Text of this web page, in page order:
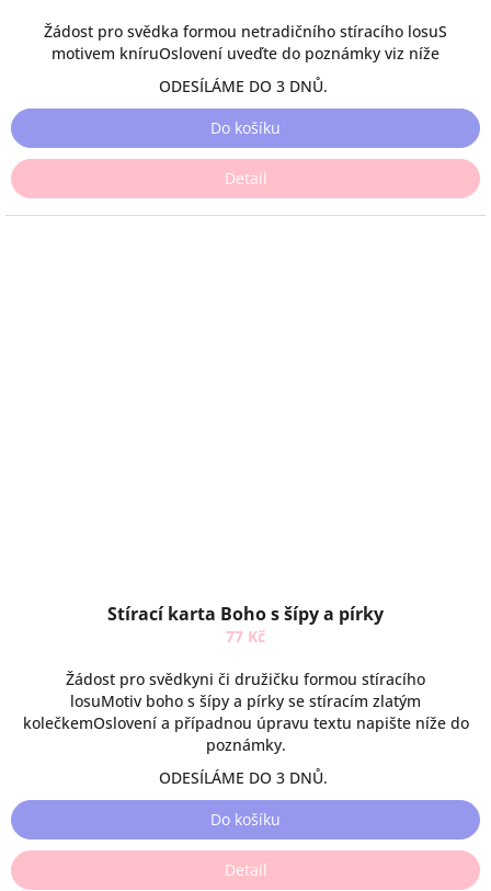
Žádost pro svědka formou netradičního stíracího losuS
motivem kníruOslovení uveďte do poznámky viz níže
ODESÍLÁME DO 3 DNŮ.
Do košíku
Detail
Stírací karta Boho s šípy a pírky
77 Kč
Žádost pro svědkyni či družičku formou stíracího
losuMotiv boho s šípy a pírky se stíracím zlatým
kolečkemOslovení a případnou úpravu textu napište níže do
poznámky.
ODESÍLÁME DO 3 DNŮ.
Do košíku
Detail